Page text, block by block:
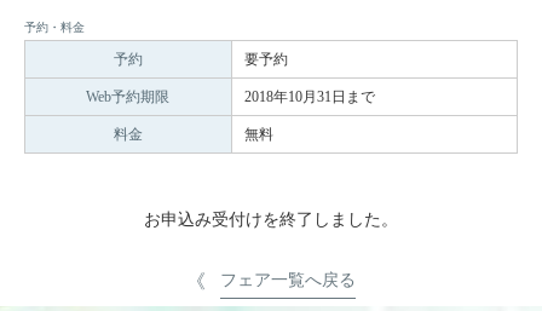
予約・料金
予約 要予約
Web予約期限 2018年10月31日まで
料金 無料
お申込み受付けを終了しました。
フェア一覧へ戻る